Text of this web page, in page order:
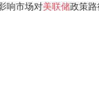
响市场对美联储政策